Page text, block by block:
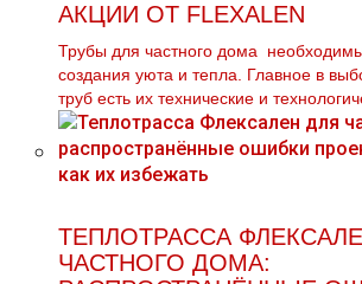
АКЦИИ ОТ FLEXALEN
Трубы для частного дoма
создания уюта и тепла. Главное в
тpуб есть их технические и
ТЕПЛОТРАССА
ЧАСТНОГО ДОМА: